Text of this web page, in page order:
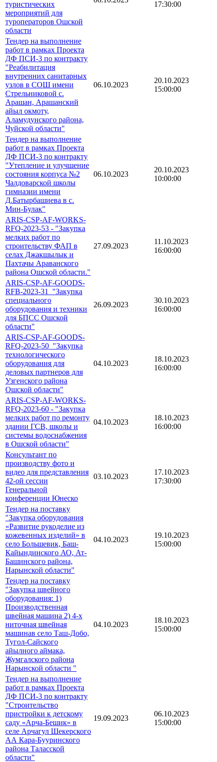
туристических
мероприятий для
туроператоров Ошской
области
17:30:00
Тендер на выполнение
работ в рамках Проекта
ДФ ПСИ-3 по контракту
"Реабилитация
внутренних санитарных
узлов в СОШ имени
Стрельниковой с.
Арашан, Арашанский
айыл окмоту,
Аламудунского района,
Чуйской области"
06.10.2023
20.10.2023
15:00:00
Тендер на выполнение
работ в рамках Проекта
ДФ ПСИ-3 по контракту
"Утепление и улучшение
состояния корпуса №2
Чалдоварской школы
гимназии имени
Д.Батырбашиева в с.
Мин-Булак"
06.10.2023
20.10.2023
10:00:00
ARIS-CSP-AF-WORKS-
RFQ-2023-53 - "Закупка
мелких работ по
строительству ФАП в
селах Джакшылык и
Пахтачы Араванского
района Ошской области."
27.09.2023
11.10.2023
16:00:00
ARIS-CSP-AF-GOODS-
RFB-2023-31_"Закупка
специального
оборудования и техники
для БПСС Ошской
области"
26.09.2023
30.10.2023
16:00:00
ARIS-CSP-AF-GOODS-
RFQ-2023-50_"Закупка
технологического
оборудования для
деловых партнеров для
Узгенского района
Ошской области"
04.10.2023
18.10.2023
16:00:00
ARIS-CSP-AF-WORKS-
RFQ-2023-60 - "Закупка
мелких работ по ремонту
здании ГСВ, школы и
системы водоснабжения
в Ошской области"
04.10.2023
18.10.2023
16:00:00
Консультант по
производству фото и
видео для представления
42-ой сессии
Генеральной
конференции Юнеско
03.10.2023
17.10.2023
17:30:00
Тендер на поставку
"Закупка оборудования
«Развитие рукоделие из
кожевенных изделий» в
село Большевик, Баш-
Кайындинского АО, Ат-
Башинского района,
Нарынской области"
04.10.2023
19.10.2023
15:00:00
Тендер на поставку
"Закупка швейного
оборудования: 1)
Производственная
швейная машина 2) 4-х
ниточная швейная
машинав село Таш-Добо,
Тугол-Сайского
айылного аймака,
Жумгалского района
Нарынской области "
04.10.2023
18.10.2023
15:00:00
Тендер на выполнение
работ в рамках Проекта
ДФ ПСИ-3 по контракту
"Строительство
пристройки к детскому
саду «Арча-Бешик» в
селе Арчагул Шекерского
АА Кара-Бууринского
района Таласской
области"
19.09.2023
06.10.2023
15:00:00